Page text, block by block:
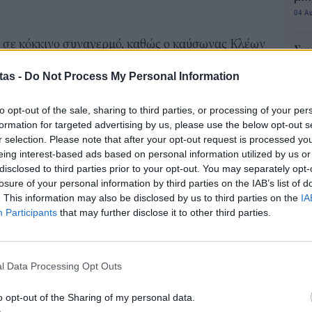
- Do Not Process My Personal Information
opt-out of the sale, sharing to third parties, or processing of your
for targeted advertising by us, please use the below opt-out
selection. Please note that after your opt-out request is processed
interest-based ads based on personal information utilized by us
to third parties prior to your opt-out. You may separately
of your personal information by third parties on the IAB’s list of
This information may also be disclosed by us to third parties on the
Participants that may further disclose it to other third parties.
Data Processing Opt Outs
opt-out of the Sharing of my personal data.
σε κόκκινο συναγερμό, καθώς ο καύσωνας Κλέων
για αρκετές ημέρες.
Πολιτικής Προστασίας με τη
όλα τα μέτρα για την προστασία των
σήμερα Τετάρτη (12/7)
από βόρειες διευθύνσεις 3 με 4, στο Ιόνιο έως
κυρίως στα κεντρικά και νότια ηπειρωτικά
τους 36 με 37 βαθμούς και στην
Κελσίου.
με 39 και στο εσωτερικό της Στερεάς και της
04
04
03